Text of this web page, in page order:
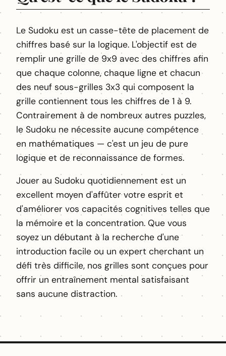
Le Sudoku est un casse-tête de placement de
chiffres basé sur la logique. L'objectif est de
remplir une grille de 9x9 avec des chiffres afin
que chaque colonne, chaque ligne et chacun
des neuf sous-grilles 3x3 qui composent la
grille contiennent tous les chiffres de 1 à 9.
Contrairement à de nombreux autres puzzles,
le Sudoku ne nécessite aucune compétence
en mathématiques — c'est un jeu de pure
logique et de reconnaissance de formes.
Jouer au Sudoku quotidiennement est un
excellent moyen d'affûter votre esprit et
d'améliorer vos capacités cognitives telles que
la mémoire et la concentration. Que vous
soyez un débutant à la recherche d'une
introduction facile ou un expert cherchant un
défi très difficile, nos grilles sont conçues pour
offrir un entraînement mental satisfaisant
sans aucune distraction.